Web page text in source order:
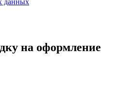
на оформление